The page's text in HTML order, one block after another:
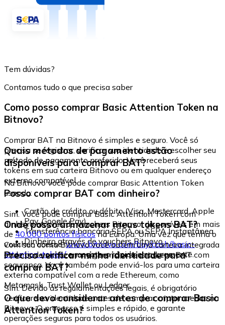
Tem dúvidas?
Contamos tudo o que precisa saber
Como posso comprar Basic Attention Token na
Bitnovo?
Comprar BAT na Bitnovo é simples e seguro. Você só
precisa se registrar, verificar sua identidade e escolher seu
método de pagamento preferido. Você receberá seus
tokens em sua carteira Bitnovo ou em qualquer endereço
externo compatível.
Quais métodos de pagamento estão
disponíveis para comprar BAT?
Na Bitnovo você pode comprar Basic Attention Token
usando:
Cartão de crédito ou débito (Visa, Mastercard, Apple
Pay, Google Pay)
Transferência bancária SEPA ou SEPA Instantânea
Dinheiro através de vouchers Bitnovo
Posso comprar BAT com dinheiro?
Sim. Você pode comprar Basic Attention Token com
dinheiro através de vouchers Bitnovo, disponíveis em mais
de 40.000 pontos físicosna Europa. Uma vez que tenha o
voucher, acesse:www.bitnovo.com/buy/cash/basic-
attention-token/e resgate-o rápida e seguramente.
Onde posso armazenar meus tokens BAT?
Com sua conta Bitnovo você obtém uma carteira integrada
onde pode armazenar e gerenciar seus tokens BAT com
segurança. Você também pode enviá-los para uma carteira
externa compatível com a rede Ethereum, como
Metamask, Trust Wallet ou Ledger.
Preciso verificar minha identidade para
comprar BAT?
Sim. Devido às regulamentações legais, é obrigatório
verificar sua identidade antes de comprar criptomoedas na
Bitnovo. O processo é simples e rápido, e garante
operações seguras para todos os usuários.
O que devo considerar antes de comprar Basic
Attention Token?